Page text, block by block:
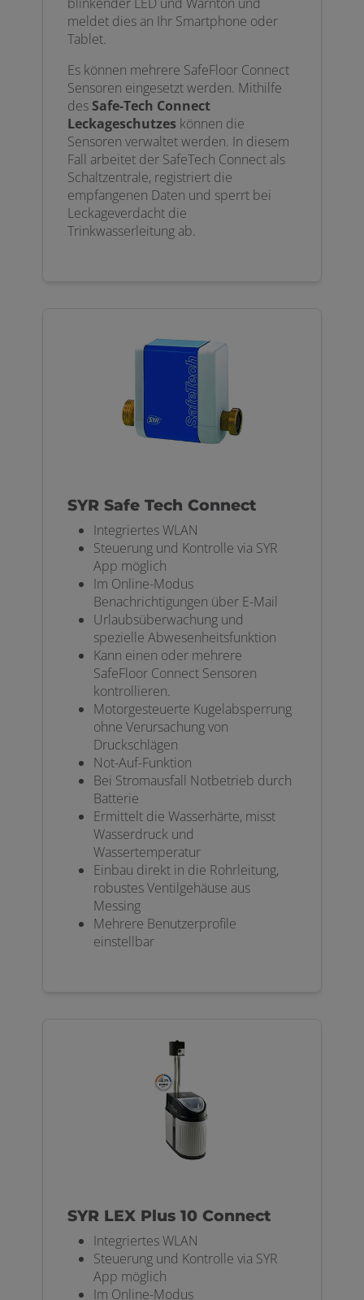
meldet dies an Ihr Smartphone oder
Tablet.
Es können mehrere SafeFloor Connect
Sensoren eingesetzt werden. Mithilfe
des Safe-Tech Connect
Leckageschutzes können die
Sensoren verwaltet werden. In diesem
Fall arbeitet der SafeTech Connect als
Schaltzentrale, registriert die
empfangenen Daten und sperrt bei
Leckageverdacht die
Trinkwasserleitung ab.
SYR Safe Tech Connect
Integriertes WLAN
Steuerung und Kontrolle via SYR
App möglich
Im Online-Modus
Benachrichtigungen über E-Mail
Urlaubsüberwachung und
spezielle Abwesenheitsfunktion
Kann einen oder mehrere
SafeFloor Connect Sensoren
kontrollieren.
Motorgesteuerte Kugelabsperrung
ohne Verursachung von
Druckschlägen
Not-Auf-Funktion
Bei Stromausfall Notbetrieb durch
Batterie
Ermittelt die Wasserhärte, misst
Wasserdruck und
Wassertemperatur
Einbau direkt in die Rohrleitung,
robustes Ventilgehäuse aus
Messing
Mehrere Benutzerprofile
einstellbar
SYR LEX Plus 10 Connect
Integriertes WLAN
Steuerung und Kontrolle via SYR
App möglich
Im Online-Modus